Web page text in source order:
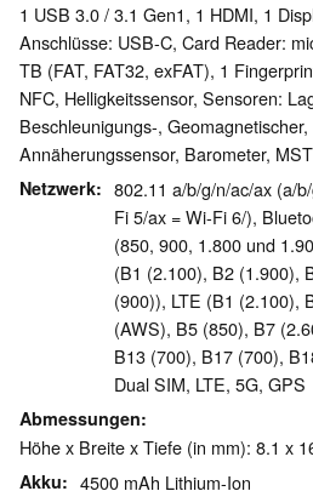
1 USB 3.0 / 3.1 Gen1, 1 HDMI, 1
Anschlüsse: USB-C, Card Reader:
TB (FAT, FAT32, exFAT), 1
NFC, Helligkeitssensor, Sensoren:
Beschleunigungs-,
Annäherungssensor, Barometer, MST
Netzwerk
802.11 a/b/g/n/ac/ax (a/
Fi 5/ax = Wi-Fi 6/),
(850, 900, 1.800 und
(B1 (2.100), B2 (1.900),
(900)), LTE (B1 (2.100),
(AWS), B5 (850), B7
B13 (700), B17 (700),
Dual SIM, LTE, 5G, GPS
Abmessungen
Höhe x Breite x Tiefe (in mm): 8.1 x
Akku 4500 mAh Lithium-Ion